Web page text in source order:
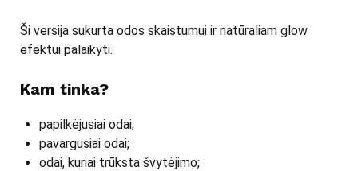
Ši versija sukurta odos skaistumui ir natūraliam glow
efektui palaikyti.
Kam tinka?
papilkėjusiai odai;
pavargusiai odai;
odai, kuriai trūksta švytėjimo;